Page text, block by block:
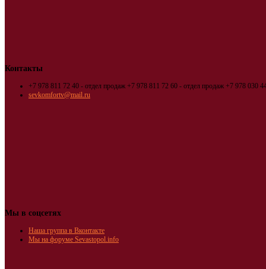
Контакты
+7 978 811 72 40 - отдел продаж +7 978 811 72 60 - отдел продаж +7 978 030
sevkomfortv@mail.ru
Мы в соцсетях
Наша группа в Вконтакте
Мы на форуме Sevastopol.info